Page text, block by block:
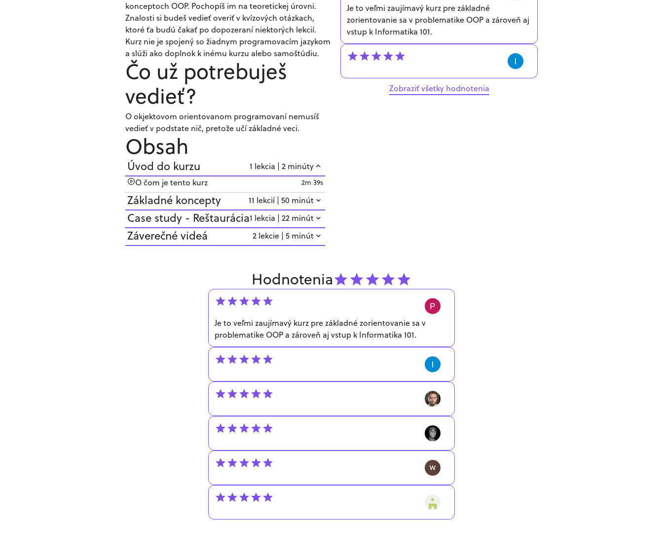
konceptoch OOP. Pochopíš im na teoretickej úrovni.
Znalosti si budeš vedieť overiť v kvízových otázkach,
ktoré ťa budú čakať po dopozeraní niektorých lekcií.
Kurz nie je spojený so žiadnym programovacím jazykom
a slúži ako doplnok k inému kurzu alebo samoštúdiu.
Čo už potrebuješ
vedieť?
O okjektovom orientovanom programovaní nemusíš
vedieť v podstate nič, pretože učí základné veci.
Obsah
Úvod do kurzu 1 lekcia | 2 minúty
O čom je tento kurz
2m 39s
Základné koncepty 11 lekcií | 50 minút
Case study - Reštaurácia1 lekcia | 22 minút
Záverečné videá 2 lekcie | 5 minút
Je to veľmi zaujímavý kurz pre základné
zorientovanie sa v problematike OOP a zároveň aj
vstup k Informatika 101.
Zobraziť všetky hodnotenia
Hodnotenia
Je to veľmi zaujímavý kurz pre základné zorientovanie sa v
problematike OOP a zároveň aj vstup k Informatika 101.